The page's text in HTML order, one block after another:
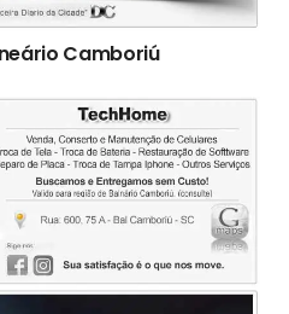
Camboriú